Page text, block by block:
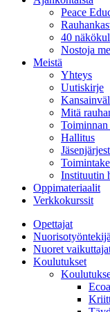
Peace
40
Nostoja
Meistä
Yhteys
Uutiskirje
Mitä
Toiminnan
Hallitus
Instituutin
Oppimateriaalit
Verkkokurssit
Opettajat
Nuoret
Koulutukset